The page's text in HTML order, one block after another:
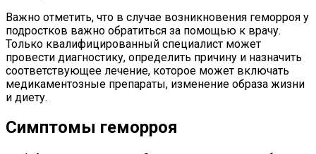
Важно отметить, что в случае возникновения геморроя у
подростков важно обратиться за помощью к врачу.
Только квалифицированный специалист может
провести диагностику, определить причину и назначить
соответствующее лечение, которое может включать
медикаментозные препараты, изменение образа жизни
и диету.
Симптомы геморроя